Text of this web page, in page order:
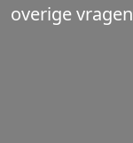
overige